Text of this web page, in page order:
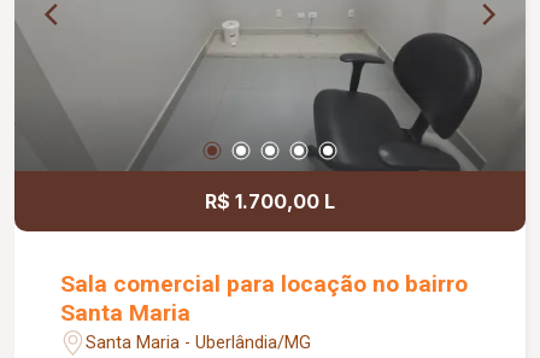
R$ 1.700,00 L
Sala comercial para locação no bairro
Santa Maria
Santa Maria - Uberlândia/MG